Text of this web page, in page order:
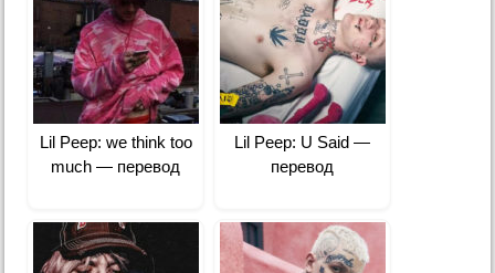
Lil Peep: we think too
much — перевод
Lil Peep: U Said —
перевод